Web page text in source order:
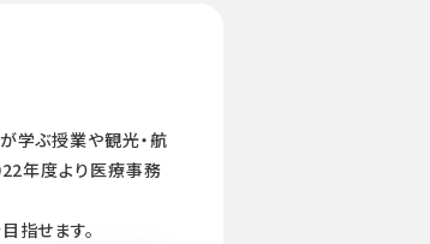
学ぶ授業や観光・航
年度より医療事務
指せます。